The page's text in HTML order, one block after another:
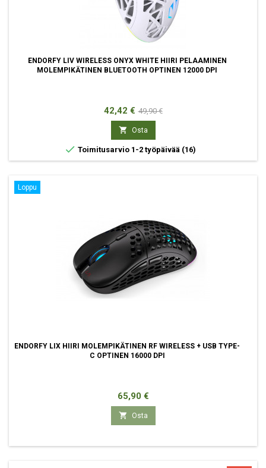
ENDORFY LIV WIRELESS ONYX WHITE HIIRI PELAAMINEN
MOLEMPIKÄTINEN BLUETOOTH OPTINEN 12000 DPI
Hinta
42,42 € Normaali
hinta
49,90 €
 Osta
 Toimitusarvio 1-2 työpäivää (16)
Loppu
ENDORFY LIX HIIRI MOLEMPIKÄTINEN RF WIRELESS + USB TYPE-
C OPTINEN 16000 DPI
Hinta
65,90 €
 Osta